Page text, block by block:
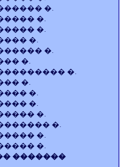
�.
�.
�.
�.
�.
�.
�.
�.
�.
�.
�.
�.
�.
�.
�������